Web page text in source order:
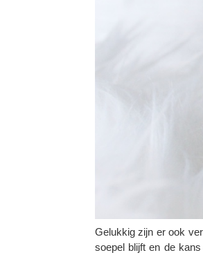
Gelukkig zijn er ook
soepel blijft en de